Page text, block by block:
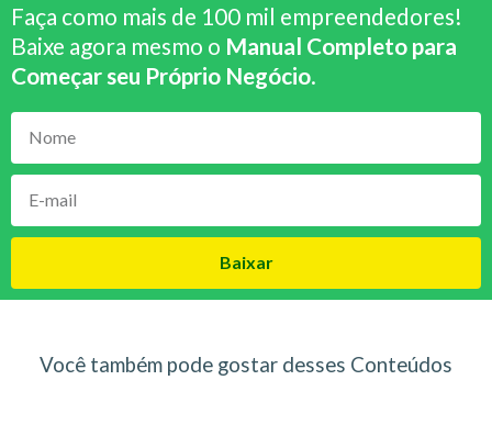
Faça como mais de 100 mil empreendedores!
Baixe agora mesmo o Manual Completo para
Começar seu Próprio Negócio.
Baixar
Você também pode gostar desses Conteúdos